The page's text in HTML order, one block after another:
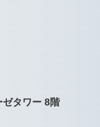
ゼタワー 8階